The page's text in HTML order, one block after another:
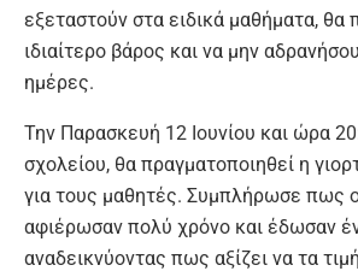
εξεταστούν στα ειδικά μαθήματα, θα
ιδιαίτερο βάρος και να μην
ημέρες.
Την Παρασκευή 12 Ιουνίου και ώρα
σχολείου, θα πραγματοποιηθεί η
για τους μαθητές. Συμπλήρωσε πως
αφιέρωσαν πολύ χρόνο και έδωσαν
αναδεικνύοντας πως αξίζει να τα